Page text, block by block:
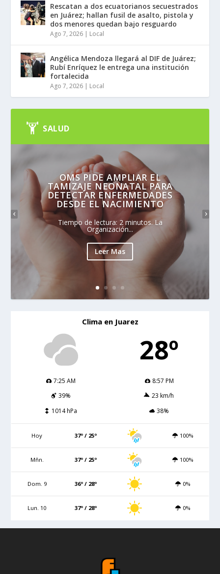
Rescatan a dos ecuatorianos secuestrados
en Juárez; hallan fusil de asalto, pistola y
dos menores quedan bajo resguardo
Ago 7, 2026 | Local
Angélica Mendoza llegará al DIF de Juárez;
Rubí Enríquez le entrega una institución
fortalecida
Ago 7, 2026 | Local
SALUD
OMS PIDE AMPLIAR EL
TAMIZAJE NEONATAL PARA
DETECTAR ENFERMEDADES
DESDE EL NACIMIENTO
Tiempo de lectura: 2 minutos. La
Organización...
Leer Mas
Clima en Juarez
28º
7:25 AM
8:57 PM
39%
23 km/h
1014 hPa
38%
Hoy 37º / 25º 100%
Mñn. 37º / 25º 100%
Dom. 9 36º / 28º 0%
Lun. 10 37º / 28º 0%